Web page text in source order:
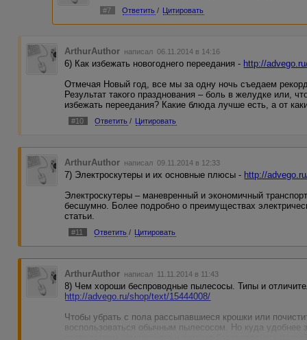
#7 Ответить / Цитировать
ArthurAuthor написал 06.11.2014 в 14:16
6) Как избежать новогоднего переедания - http://
Отмечая Новый год, все мы за одну ночь съедаем
Результат такого празднования – боль в желудке или,
избежать переедания? Какие блюда лучше есть, а от
#10 Ответить / Цитировать
ArthurAuthor написал 09.11.2014 в 12:33
7) Электроскутеры и их основные плюсы - http://
Электроскутеры – маневренный и экономичный
бесшумно. Более подробно о преимуществах
статьи.
#11 Ответить / Цитировать
ArthurAuthor написал 11.11.2014 в 11:43
8) Чем хороши беспроводные пылесосы. Типы и
http://advego.ru/shop/text/15444008/
Чтобы убрать с пола рассыпавшиеся крошки или
воспользоваться обычным пылесосом. Но куда удобнее